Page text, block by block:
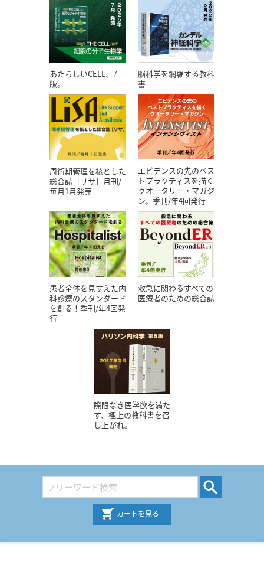
あたらしいCELL、7
版。
脳科学を網羅する教科
書
周術期管理を核とした
総合誌［リサ］月刊/
毎月1月発売
エビデンスの先のベス
トプラクティスを描く
クオータリー・マガジ
ン。季刊/年4回発行
患者全体を見すえた内
科診療のスタンダード
を創る！季刊/年4回発
行
救急に関わるすべての
医療者のための総合誌
際限なき医学欲を満た
す、極上の教科書を召
し上がれ。
カートを見る